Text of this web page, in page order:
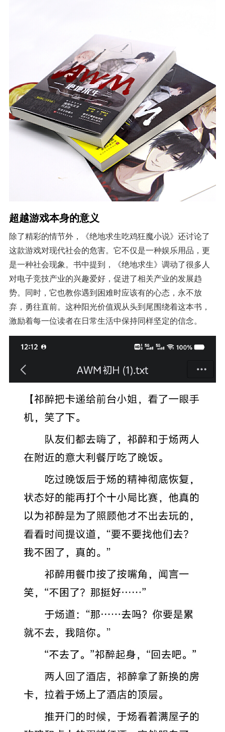
超越游戏本身的意义
除了精彩的情节外，《绝地求生吃鸡狂魔小说》还讨论了
这款游戏对现代社会的危害。它不仅是一种娱乐用品，更
是一种社会现象。书中提到，《绝地求生》调动了很多人
对电子竞技产业的兴趣爱好，促进了相关产业的发展趋
势。同时，它也教你遇到困难时应该有的心态，永不放
弃，勇往直前。这种阳光价值观从头到尾围绕着这本书，
激励着每一位读者在日常生活中保持同样坚定的信念。